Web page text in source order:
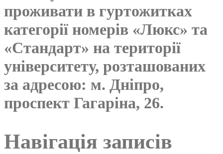
проживати в гуртожитках
категорії номерів «Люкс» та
«Стандарт» на території
університету, розташованих
за адресою: м. Дніпро,
проспект Гагаріна, 26.
Навігація записів